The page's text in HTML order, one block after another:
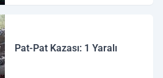
Pat-Pat Kazası: 1 Yaralı